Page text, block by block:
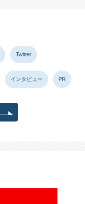
Twitter
インタビュー PR